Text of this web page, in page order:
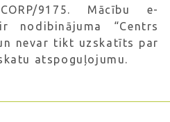
CORP/9175. Mācību e-
nodibinājuma “Centrs
nevar tikt uzskatīts par
atspoguļojumu.